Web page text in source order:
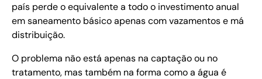
país perde o equivalente a todo o investimento anual
em saneamento básico apenas com vazamentos e má
distribuição.
O problema não está apenas na captação ou no
tratamento, mas também na forma como a água é